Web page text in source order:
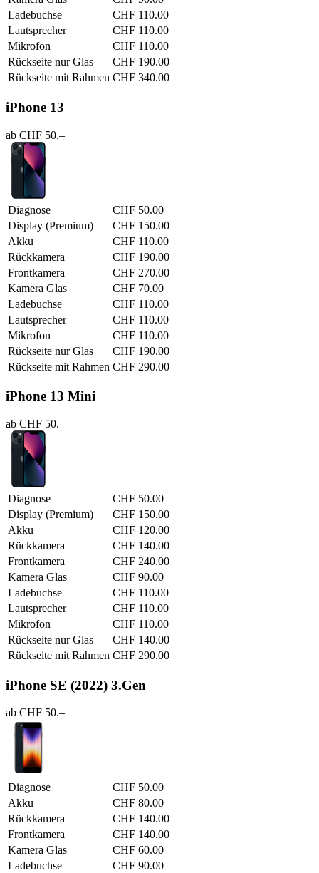
Ladebuchse
CHF 110.00
Lautsprecher
CHF 110.00
Mikrofon
CHF 110.00
Rückseite nur Glas
CHF 190.00
Rückseite mit Rahmen CHF 340.00
iPhone 13
ab CHF 50.–
Diagnose
CHF 50.00
Display (Premium)
CHF 150.00
Akku
CHF 110.00
Rückkamera
CHF 190.00
Frontkamera
CHF 270.00
Kamera Glas
CHF 70.00
Ladebuchse
CHF 110.00
Lautsprecher
CHF 110.00
Mikrofon
CHF 110.00
Rückseite nur Glas
CHF 190.00
Rückseite mit Rahmen CHF 290.00
iPhone 13 Mini
ab CHF 50.–
Diagnose
CHF 50.00
Display (Premium)
CHF 150.00
Akku
CHF 120.00
Rückkamera
CHF 140.00
Frontkamera
CHF 240.00
Kamera Glas
CHF 90.00
Ladebuchse
CHF 110.00
Lautsprecher
CHF 110.00
Mikrofon
CHF 110.00
Rückseite nur Glas
CHF 140.00
Rückseite mit Rahmen CHF 290.00
iPhone SE (2022) 3.Gen
ab CHF 50.–
Diagnose
CHF 50.00
Akku
CHF 80.00
Rückkamera
CHF 140.00
Frontkamera
CHF 140.00
Kamera Glas
CHF 60.00
Ladebuchse
CHF 90.00